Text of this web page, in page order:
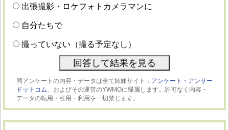
出張撮影・ロケフォトカメラマンに
自分たちで
撮っていない（撮る予定なし）
同アンケートの内容・データは全て姉妹サイト： アンケート・アンサー
ドットコム、 およびその運営のYWMOに帰属します。許可なく内容・
データの転用・引用・利用を一切禁じます。